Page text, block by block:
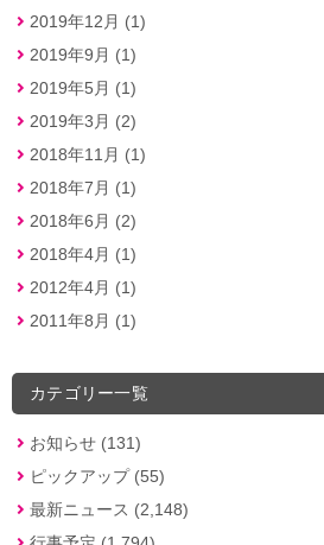
2019年12月 (1)
2019年9月 (1)
2019年5月 (1)
2019年3月 (2)
2018年11月 (1)
2018年7月 (1)
2018年6月 (2)
2018年4月 (1)
2012年4月 (1)
2011年8月 (1)
カテゴリー一覧
お知らせ (131)
ピックアップ (55)
最新ニュース (2,148)